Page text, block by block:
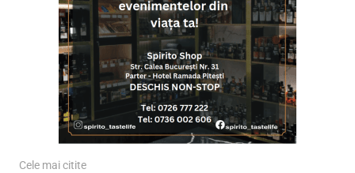
Cele mai citite